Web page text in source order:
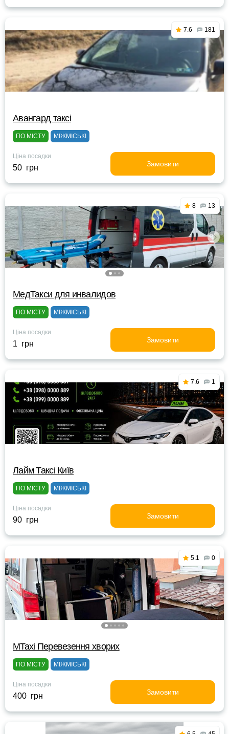
7.6 181
Авангард таксі
ПО МІСТУ МІЖМІСЬКІ
Ціна посадки
50 грн Замовити
8 13
МедТакси для инвалидов
ПО МІСТУ МІЖМІСЬКІ
Ціна посадки
1 грн Замовити
7.6 1
Лайм Таксі Київ
ПО МІСТУ МІЖМІСЬКІ
Ціна посадки
90 грн Замовити
5.1 0
MTaxi Перевезення хворих
ПО МІСТУ МІЖМІСЬКІ
Ціна посадки
400 грн Замовити